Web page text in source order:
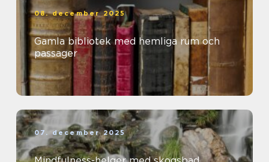
08. december 2025
Gamla bibliotek med hemliga rum och
passager
07. december 2025